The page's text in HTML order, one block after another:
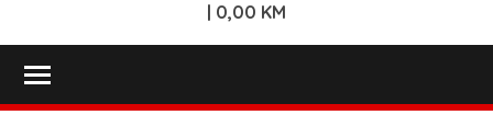
| 0,00 KM